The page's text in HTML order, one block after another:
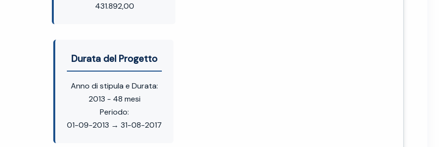
431.892,00
Durata del Progetto
Anno di stipula e Durata:
2013 - 48 mesi
Periodo:
01-09-2013 → 31-08-2017